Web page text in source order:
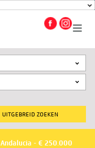
UITGEBREID ZOEKEN
- € 250.000